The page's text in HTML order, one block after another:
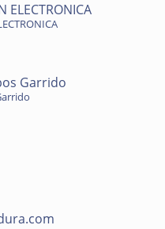
ELECTRONICA
Garrido